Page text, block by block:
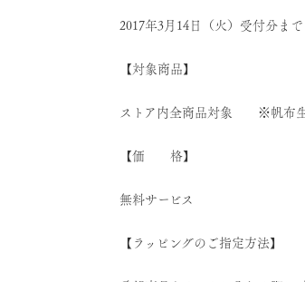
2017年3月14日（火）受付分まで
【対象商品】
ストア内全商品対象 ※帆布生
【価 格】
無料サービス
【ラッピングのご指定方法】